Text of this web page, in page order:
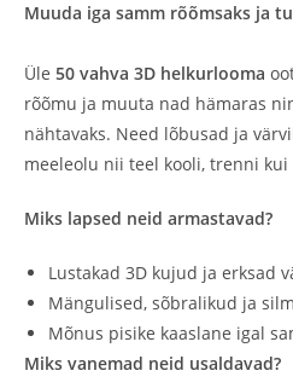
Muuda iga samm rõõmsaks ja
Üle 50 vahva 3D helkurlooma
rõõmu ja muuta nad hämaras
nähtavaks. Need lõbusad ja
meeleolu nii teel kooli, trenni
Miks lapsed neid armastavad?
Lustakad 3D kujud ja erksad
Mängulised, sõbralikud ja
Mõnus pisike kaaslane igal
Miks vanemad neid usaldavad?